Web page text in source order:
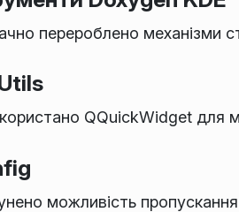
перероблено механізми
QQuickWidget для
можливість